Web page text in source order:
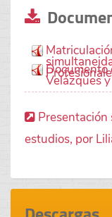
Documento
Velázques
estudios, por